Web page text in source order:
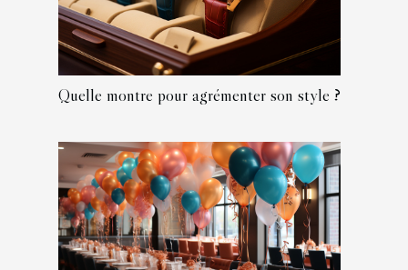
Quelle montre pour agrémenter son style ?